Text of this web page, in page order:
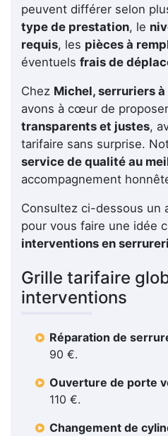
peuvent différer selon
type de prestation, le
requis, les pièces à
éventuels frais de
Chez Michel, serruriers
avons à cœur de
transparents et justes,
tarifaire sans surprise.
service de qualité au
accompagnement
Consultez ci-dessous un
pour vous faire une idée
interventions en
Grille tarifaire
interventions
Réparation de
90 €.
Ouverture de porte
110 €.
Changement de